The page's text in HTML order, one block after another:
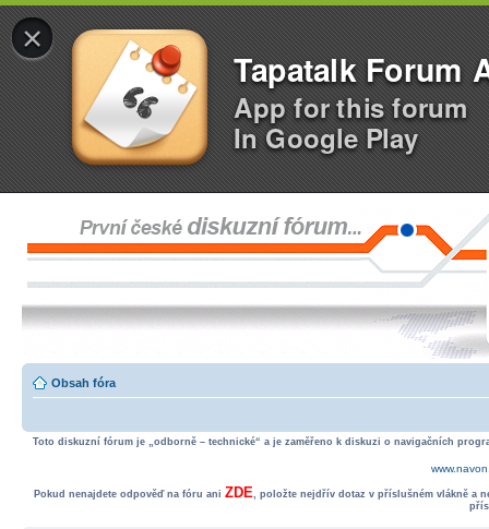
×
Tapatalk Forum
App for this forum
In Google Play
Obsah fóra
Toto diskuzní fórum je „odborně – technické“ a je zaměřeno k diskuzi o navigačních
Pokud nenajdete odpověď na fóru ani ZDE, položte nejdřív dotaz v příslušném vlákně a